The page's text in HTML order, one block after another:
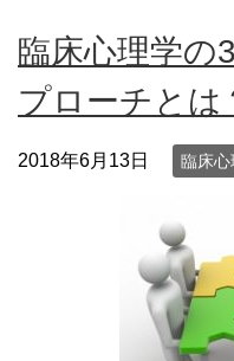
臨床心理学の
プローチとは
2018年6月13日 臨床心